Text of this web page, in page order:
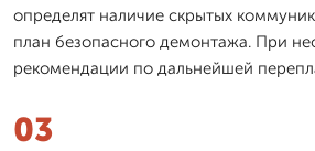
определят наличие скрытых
план безопасного демонтажа. При
рекомендации по дальнейшей
03